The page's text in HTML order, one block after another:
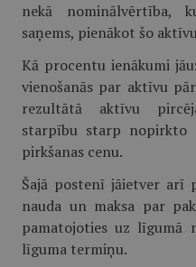
nekā nominālvērtība,
saņems, pienākot šo
Kā procentu ienākumi
vienošanās par aktīvu
rezultātā aktīvu
starpību starp nopirkto
pirkšanas cenu.
Šajā postenī jāietver arī
nauda un maksa par
pamatojoties uz līgumā
līguma termiņu.